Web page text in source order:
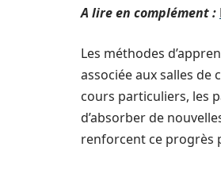
A lire en complément :
Les méthodes
associée aux salles de
cours particuliers, les
d’absorber de
renforcent ce progrès